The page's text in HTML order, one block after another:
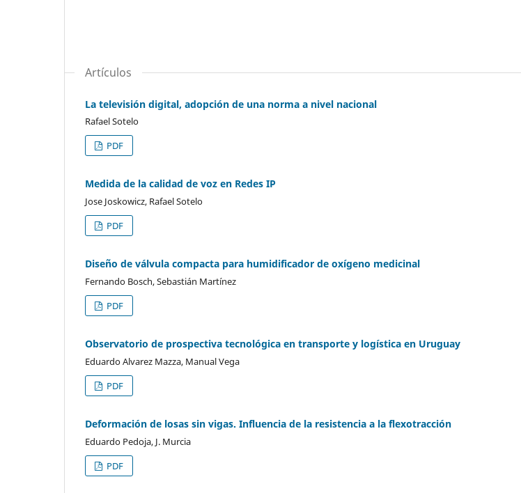
Artículos
La televisión digital, adopción de una norma a nivel nacional
Rafael Sotelo
PDF
Medida de la calidad de voz en Redes IP
Jose Joskowicz, Rafael Sotelo
PDF
Diseño de válvula compacta para humidificador de oxígeno medicinal
Fernando Bosch, Sebastián Martínez
PDF
Observatorio de prospectiva tecnológica en transporte y logística en Uruguay
Eduardo Alvarez Mazza, Manual Vega
PDF
Deformación de losas sin vigas. Influencia de la resistencia a la flexotracción
Eduardo Pedoja, J. Murcia
PDF